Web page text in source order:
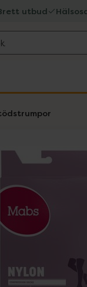
utbud
2 objekt.